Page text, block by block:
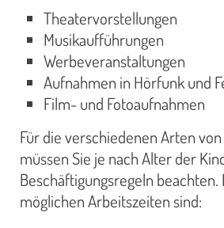
Theatervorstellungen
Musikaufführungen
Werbeveranstaltungen
Aufnahmen in Hörfunk und
Film- und Fotoaufnahmen
Für die verschiedenen Arten
müssen Sie je nach Alter der
Beschäftigungsregeln beachten.
möglichen Arbeitszeiten sind: